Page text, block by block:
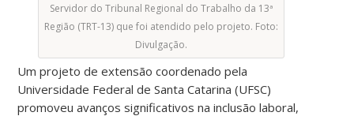
Servidor do Tribunal Regional do Trabalho da 13ª
Região (TRT-13) que foi atendido pelo projeto. Foto:
Divulgação.
Um projeto de extensão coordenado pela
Universidade Federal de Santa Catarina (UFSC)
promoveu avanços significativos na inclusão laboral,